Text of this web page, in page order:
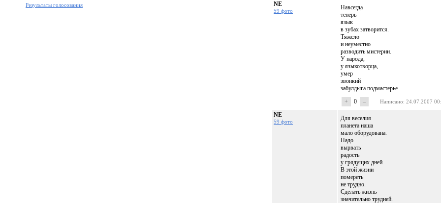
Результаты голосования
NE
59 фото
Навсегда
теперь
язык
в зубах затворится.
Тяжело
и неуместно
разводить мистерии.
У народа,
у языкотворца,
умер
звонкий
забулдыга подмастерье
+
0 – Написано: 24.07.2007
NE
59 фото
Для веселия
планета наша
мало оборудована.
Надо
вырвать
радость
у грядущих дней.
В этой жизни
помереть
не трудно.
Сделать жизнь
значительно трудней.